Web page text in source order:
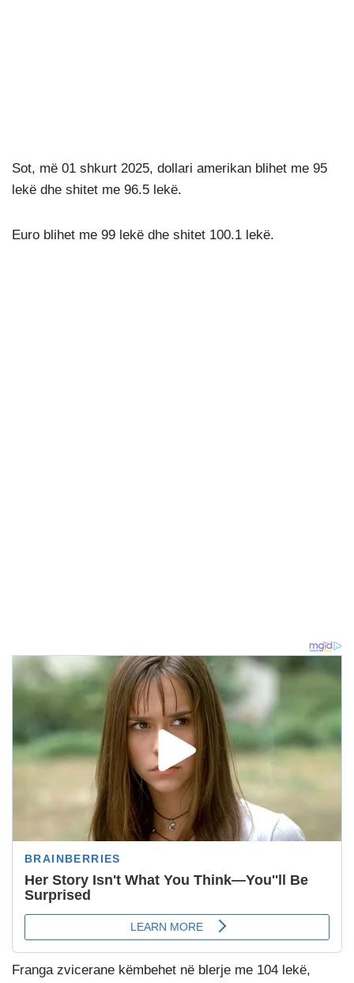
Sot, më 01 shkurt 2025, dollari amerikan blihet me 95
lekë dhe shitet me 96.5 lekë.
Euro blihet me 99 lekë dhe shitet 100.1 lekë.
Franga zvicerane këmbehet në blerje me 104 lekë,